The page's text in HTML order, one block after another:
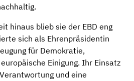
hinaus blieb sie der EBD eng
sich als Ehrenpräsidentin
für Demokratie,
Einigung. Ihr Einsatz
und eine